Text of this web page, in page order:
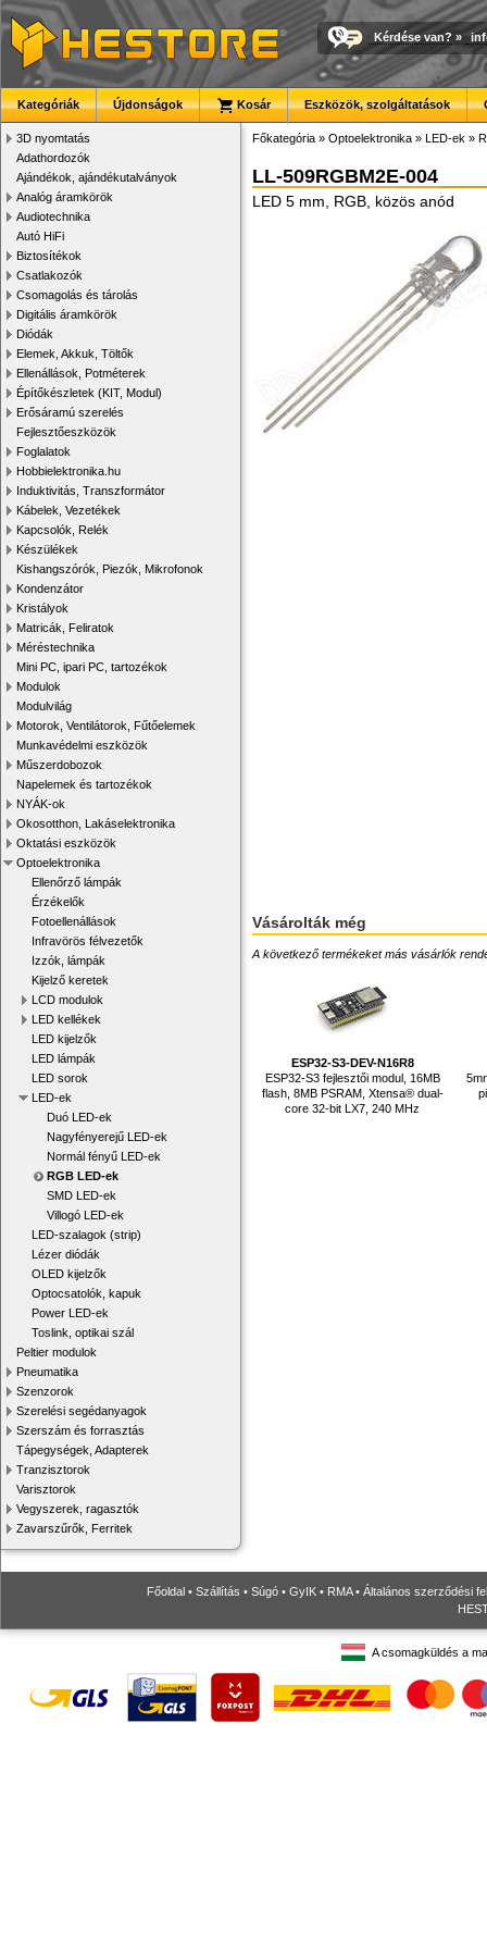
Kérdése van? »
Kategóriák Újdonságok Kosár Eszközök, szolgáltatások
3D nyomtatás
Adathordozók
Ajándékok, ajándékutalványok
Analóg áramkörök
Audiotechnika
Autó HiFi
Biztosítékok
Csatlakozók
Csomagolás és tárolás
Digitális áramkörök
Diódák
Elemek, Akkuk, Töltők
Ellenállások, Potméterek
Építőkészletek (KIT, Modul)
Erősáramú szerelés
Fejlesztőeszközök
Foglalatok
Hobbielektronika.hu
Induktivitás, Transzformátor
Kábelek, Vezetékek
Kapcsolók, Relék
Készülékek
Kishangszórók, Piezók, Mikrofonok
Kondenzátor
Kristályok
Matricák, Feliratok
Méréstechnika
Mini PC, ipari PC, tartozékok
Modulok
Modulvilág
Motorok, Ventilátorok, Fűtőelemek
Munkavédelmi eszközök
Műszerdobozok
Napelemek és tartozékok
NYÁK-ok
Okosotthon, Lakáselektronika
Oktatási eszközök
Optoelektronika
Ellenőrző lámpák
Érzékelők
Fotoellenállások
Infravörös félvezetők
Izzók, lámpák
Kijelző keretek
LCD modulok
LED kellékek
LED kijelzők
LED lámpák
LED sorok
LED-ek
Duó LED-ek
Nagyfényerejű LED-ek
Normál fényű LED-ek
RGB LED-ek
SMD LED-ek
Villogó LED-ek
LED-szalagok (strip)
Lézer diódák
OLED kijelzők
Optocsatolók, kapuk
Power LED-ek
Toslink, optikai szál
Peltier modulok
Pneumatika
Szenzorok
Szerelési segédanyagok
Szerszám és forrasztás
Tápegységek, Adapterek
Tranzisztorok
Varisztorok
Vegyszerek, ragasztók
Zavarszűrők, Ferritek
Főkategória » Optoelektronika » LED-ek »
LL-509RGBM2E-004
LED 5 mm, RGB, közös anód
Vásárolták még
A következő termékeket más vásárlók
ESP32-S3-DEV-N16R8
ESP32-S3 fejlesztői modul, 16MB
flash, 8MB PSRAM, Xtensa® dual-
core 32-bit LX7, 240 MHz
Főoldal • Szállítás • Súgó • GyIK • RMA• Általános szerződési
A csomagküldés a